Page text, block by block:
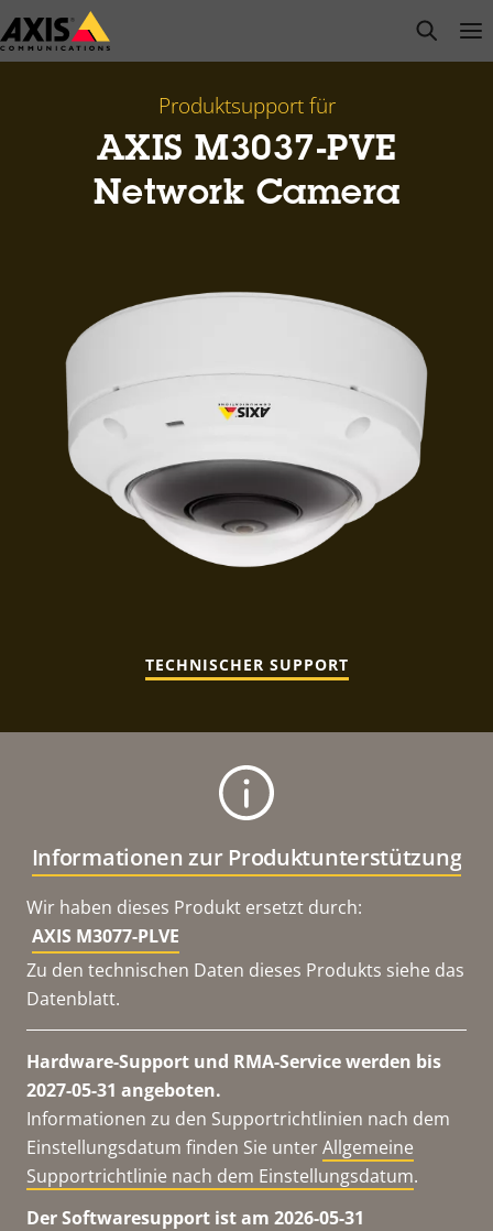
Zum
Hauptinhalt
open
Produktsupport für
AXIS M3037-PVE
Network Camera
TECHNISCHER SUPPORT
Informationen zur Produktunterstützung
Wir haben dieses Produkt ersetzt durch:
AXIS M3077-PLVE
Zu den technischen Daten dieses Produkts siehe das
Datenblatt.
Hardware-Support und RMA-Service werden bis
2027-05-31 angeboten.
Informationen zu den Supportrichtlinien nach dem
Einstellungsdatum finden Sie unterAllgemeine
Supportrichtlinie nach dem Einstellungsdatum.
Der Softwaresupport ist am 2026-05-31